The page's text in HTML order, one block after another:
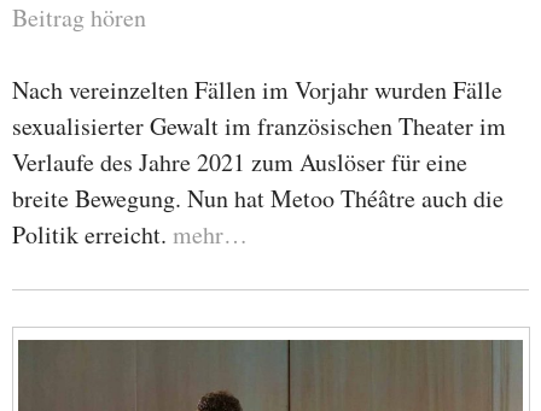
Beitrag hören
Nach vereinzelten Fällen im Vorjahr wurden Fälle
sexualisierter Gewalt im französischen Theater im
Verlaufe des Jahre 2021 zum Auslöser für eine
breite Bewegung. Nun hat Metoo Théâtre auch die
Politik erreicht. mehr…